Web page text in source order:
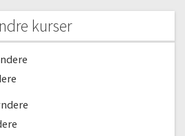
solstrejf i dine billeder
og billedmanipulation
retouchering
kurser